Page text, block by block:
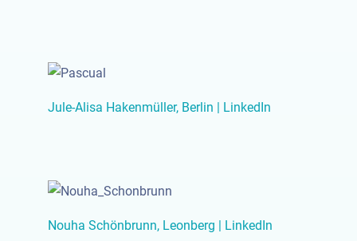
Jule-Alisa Hakenmüller, Berlin | LinkedIn
Nouha Schönbrunn, Leonberg | LinkedIn